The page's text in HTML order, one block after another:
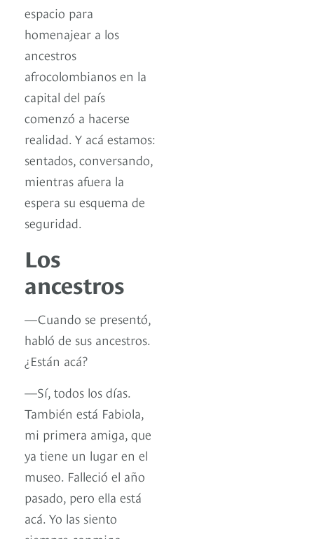
espacio para
homenajear a los
ancestros
afrocolombianos en la
capital del país
comenzó a hacerse
realidad. Y acá estamos:
sentados, conversando,
mientras afuera la
espera su esquema de
seguridad.
Los
ancestros
—Cuando se presentó,
habló de sus ancestros.
¿Están acá?
—Sí, todos los días.
También está Fabiola,
mi primera amiga, que
ya tiene un lugar en el
museo. Falleció el año
pasado, pero ella está
acá. Yo las siento